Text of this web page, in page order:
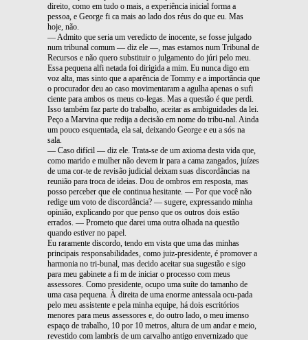
direito, como em tudo o mais, a experiência inicial forma a
pessoa, e George fi ca mais ao lado dos réus do que eu. Mas
hoje, não.
— Admito que seria um veredicto de inocente, se fosse julgado
num tribunal comum — diz ele —, mas estamos num Tribunal de
Recursos e não quero substituir o julgamento do júri pelo meu.
Essa pequena alfi netada foi dirigida a mim. Eu nunca digo em
voz alta, mas sinto que a aparência de Tommy e a importância que
o procurador deu ao caso movimentaram a agulha apenas o sufi
ciente para ambos os meus co-legas. Mas a questão é que perdi.
Isso também faz parte do trabalho, aceitar as ambiguidades da lei.
Peço a Marvina que redija a decisão em nome do tribu-nal. Ainda
um pouco esquentada, ela sai, deixando George e eu a sós na
sala.
— Caso difícil — diz ele. Trata-se de um axioma desta vida que,
como marido e mulher não devem ir para a cama zangados, juízes
de uma cor-te de revisão judicial deixam suas discordâncias na
reunião para troca de ideias. Dou de ombros em resposta, mas
posso perceber que ele continua hesitante. — Por que você não
redige um voto de discordância? — sugere, expressando minha
opinião, explicando por que penso que os outros dois estão
errados. — Prometo que darei uma outra olhada na questão
quando estiver no papel.
Eu raramente discordo, tendo em vista que uma das minhas
principais responsabilidades, como juiz-presidente, é promover a
harmonia no tri-bunal, mas decido aceitar sua sugestão e sigo
para meu gabinete a fi m de iniciar o processo com meus
assessores. Como presidente, ocupo uma suíte do tamanho de
uma casa pequena. À direita de uma enorme antessala ocu-pada
pelo meu assistente e pela minha equipe, há dois escritórios
menores para meus assessores e, do outro lado, o meu imenso
espaço de trabalho, 10 por 10 metros, altura de um andar e meio,
revestido com lambris de um carvalho antigo envernizado que